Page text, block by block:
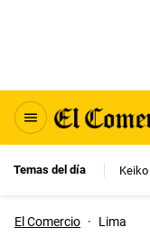
Temas del día
El Comercio · Lima